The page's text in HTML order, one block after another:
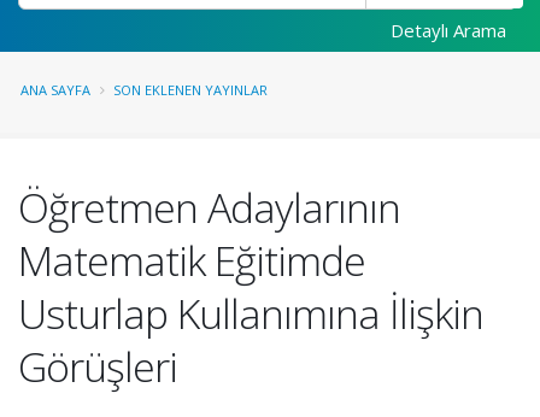
Detaylı Arama
ANA SAYFA SON EKLENEN YAYINLAR
Öğretmen Adaylarının
Matematik Eğitimde
Usturlap Kullanımına İlişkin
Görüşleri